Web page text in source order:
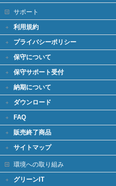
サポート
利用規約
プライバシーポリシー
保守について
保守サポート受付
納期について
ダウンロード
FAQ
販売終了商品
サイトマップ
環境への取り組み
グリーンIT